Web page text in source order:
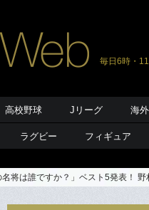
毎日6時・
高校野球 Jリーグ 海
ラグビー フィギュア
名将は誰ですか？」ベスト5発表！